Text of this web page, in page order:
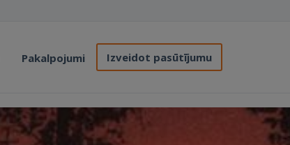
Pakalpojumi Izveidot pasūtījumu